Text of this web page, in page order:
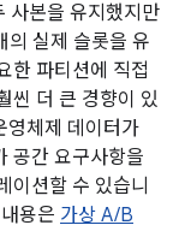
사본을 유지했지만
의 실제 슬롯을 유
한 파티션에 직접
씬 더 큰 경향이 있
영체제 데이터가
공간 요구사항을
이션할 수 있습니
용은 가상 A/B